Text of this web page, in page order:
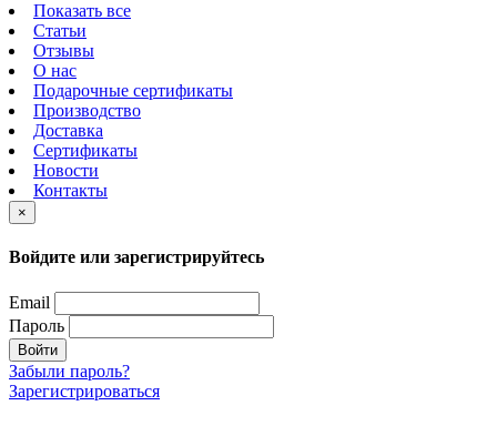
Показать все
Статьи
Отзывы
О нас
Подарочные сертификаты
Производство
Доставка
Сертификаты
Новости
Контакты
×
Войдите или зарегистрируйтесь
Email
Пароль
Войти
Забыли пароль?
Зарегистрироваться